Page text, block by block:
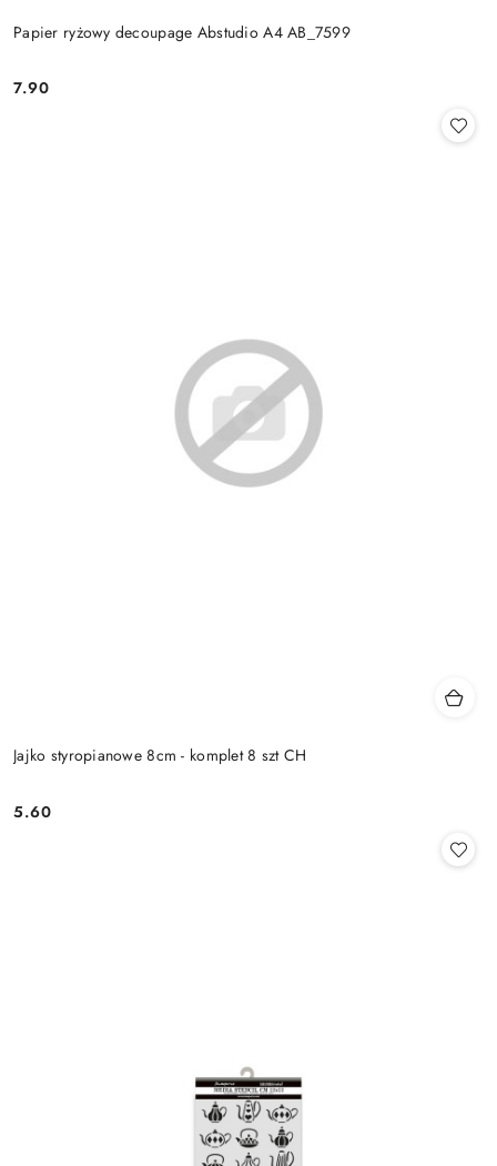
Papier ryżowy decoupage Abstudio A4 AB_7599
Cena:
7.90
Jajko styropianowe 8cm - komplet 8 szt CH
Cena:
5.60